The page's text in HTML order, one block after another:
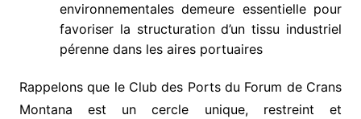
environnementales demeure essentielle pour
favoriser la structuration d’un tissu industriel
pérenne dans les aires portuaires
Rappelons que le Club des Ports du Forum de Crans
Montana est un cercle unique, restreint et